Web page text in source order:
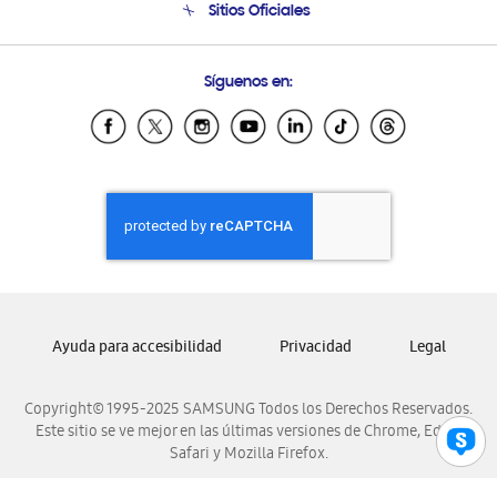
Soporte vía eMail
Sitios Oficiales
Samsung Ecuador
Samsung El Salvador
Samsung Honduras
Samsung Nicaragua
Samsung Panamá
Samsung Venezuela
Síguenos en:
Copyright© 1995-2025 SAMSUNG Todos los Derechos Reservados.
Este sitio se ve mejor en las últimas versiones de Chrome, Edge,
Safari y Mozilla Firefox.
Ayuda para accesibilidad Privacidad Legal